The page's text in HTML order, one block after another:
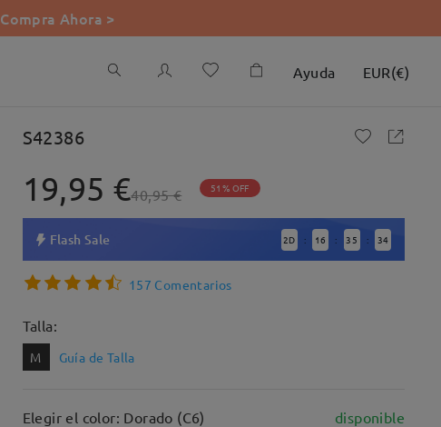
Compra Ahora >
Ayuda EUR(€)
S42386
19,95 €40,95 € 51% OFF
Flash Sale 2D : 16 : 35 : 33
157 Comentarios
Talla:
M Guía de Talla
Elegir el color: Dorado (C6) disponible